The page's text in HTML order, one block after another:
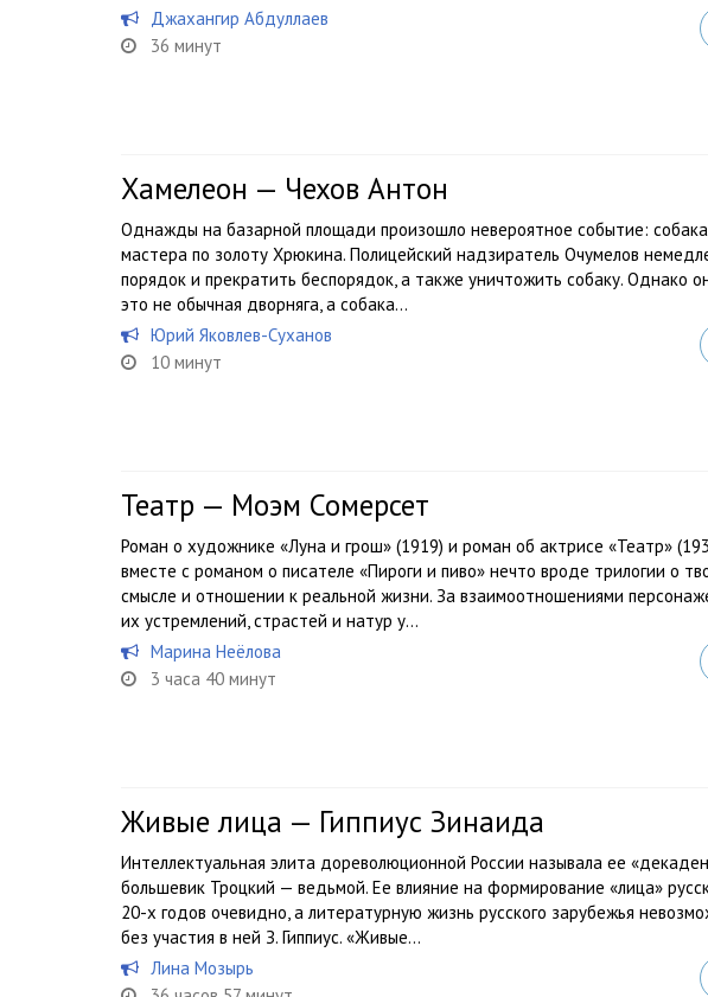
Джахангир Абдуллаев
36 минут
Хамелеон — Чехов Антон
Однажды на базарной площади произошло невероятное событие: собака
мастера по золоту Хрюкина. Полицейский надзиратель Очумелов
порядок и прекратить беспорядок, а также уничтожить собаку. Однако
это не обычная дворняга, а собака...
Юрий Яковлев-Суханов
10 минут
Театр — Моэм Сомерсет
Роман о художнике «Луна и грош» (1919) и роман об актрисе «Театр»
вместе с романом о писателе «Пироги и пиво» нечто вроде трилогии о
смысле и отношении к реальной жизни. За взаимоотношениями
их устремлений, страстей и натур у...
Марина Неёлова
3 часа 40 минут
Живые лица — Гиппиус Зинаида
Интеллектуальная элита дореволюционной России называла ее
большевик Троцкий — ведьмой. Ее влияние на формирование «лица»
20-х годов очевидно, а литературную жизнь русского зарубежья
без участия в ней З. Гиппиус. «Живые...
Лина Мозырь